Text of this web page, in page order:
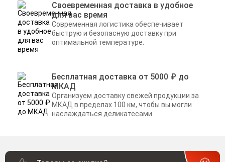
Своевременная доставка в удобное
для вас время
Современная логистика обеспечивает
быструю и безопасную доставку при
оптимальной температуре.
Бесплатная доставка от 5000 ₽ до
МКАД
Организуем доставку свежей продукции за
МКАД в пределах 100 км, чтобы вы могли
наслаждаться деликатесами.